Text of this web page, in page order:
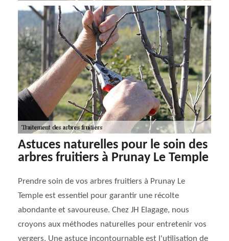
Astuces naturelles pour le soin des
arbres fruitiers à Prunay Le Temple
Prendre soin de vos arbres fruitiers à Prunay Le
Temple est essentiel pour garantir une récolte
abondante et savoureuse. Chez JH Elagage, nous
croyons aux méthodes naturelles pour entretenir vos
vergers. Une astuce incontournable est l'utilisation de